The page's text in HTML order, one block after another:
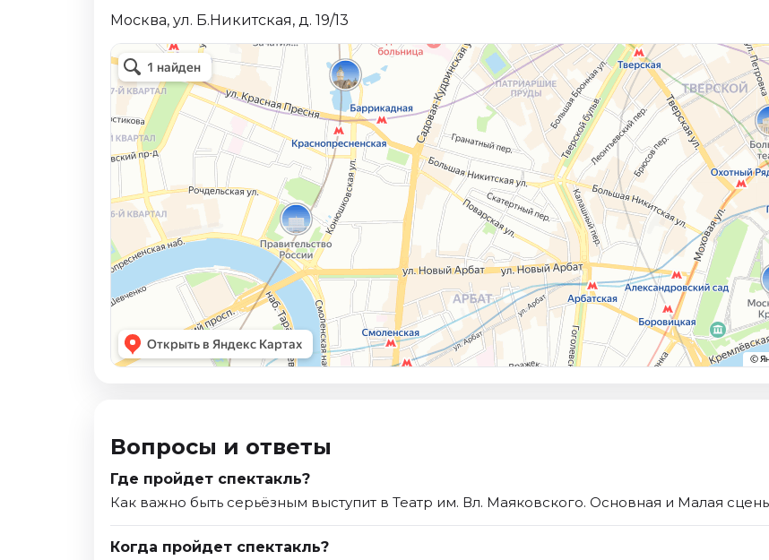
Москва, ул. Б.Никитская, д. 19/13
Вопросы и ответы
Где пройдет спектакль?
Как важно быть серьёзным выступит в Театр им. Вл. Маяковского. Основная и Малая
Когда пройдет спектакль?